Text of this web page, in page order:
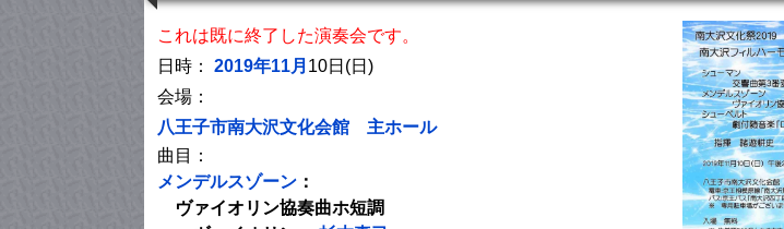
これは既に終了した演奏会です。
日時： 2019年11月 10日(日)
会場：
八王子市南大沢文化会館 主ホール
曲目：
メンデルスゾーン ：
ヴァイオリン協奏曲ホ短調